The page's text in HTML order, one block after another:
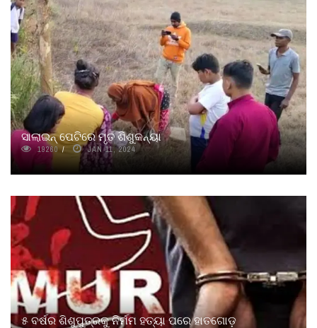
ସାଲାଇନ୍ ପେଟିରେ ମୃତ ଶିଶୁକନ୍ୟା
19260 JAN 11, 2024
୫ ବର୍ଷର ଶିଶୁପୁତ୍ରକୁ ନିର୍ମମ ହତ୍ୟା ପରେ ହାତଗୋଡ଼